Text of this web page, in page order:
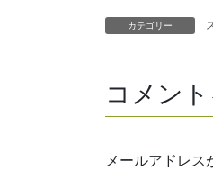
カテゴリー
コメン
メールアドレス